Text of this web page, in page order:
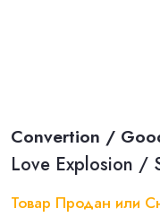
Convertion /
Love Explosion /
Товар Продан или